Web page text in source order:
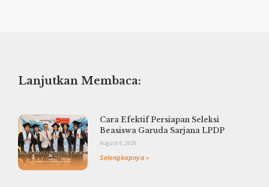
Lanjutkan Membaca:
Cara Efektif Persiapan Seleksi
Beasiswa Garuda Sarjana LPDP
August 6, 2026
Selengkapnya »